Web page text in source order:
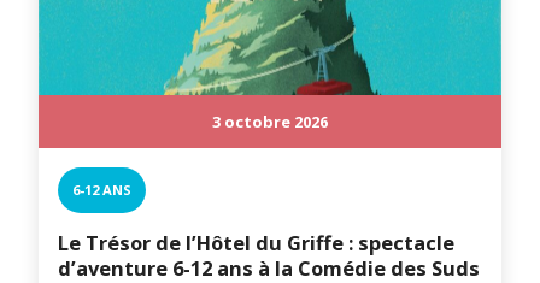
3 octobre 2026
6-12 ANS
Le Trésor de l’Hôtel du Griffe : spectacle
d’aventure 6-12 ans à la Comédie des Suds